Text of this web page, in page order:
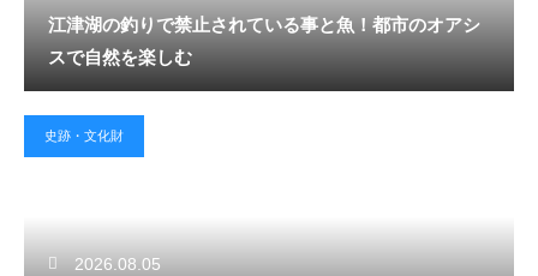
江津湖の釣りで禁止されている事と魚！都市のオアシ
スで自然を楽しむ
史跡・文化財
2026.08.05